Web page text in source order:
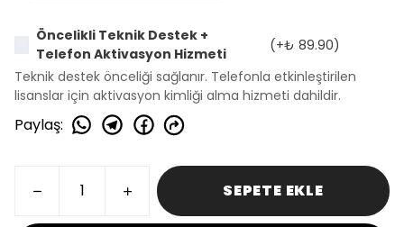
Öncelikli Teknik Destek +
Telefon Aktivasyon Hizmeti
(+₺ 89.90)
Teknik destek önceliği sağlanır. Telefonla etkinleştirilen
lisanslar için aktivasyon kimliği alma hizmeti dahildir.
Paylaş:
SEPETE EKLE